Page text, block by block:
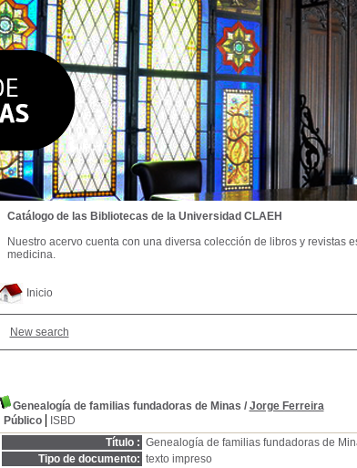
Inicio
New search
Genealogía de familias fundadoras de Minas / Jorge Ferreira
Público
ISBD
Título : Genealogía de familias fundadoras de
Tipo de documento: texto impreso
Catálogo de las Bibliotecas de la Universidad CLAEH
Nuestro acervo cuenta con una diversa colección de libros y revistas
medicina.